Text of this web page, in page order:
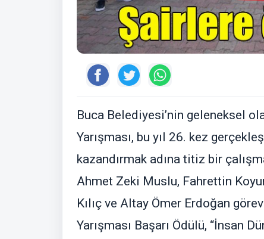
Buca Belediyesi’nin geleneksel
Yarışması, bu yıl 26. kez
kazandırmak adına titiz bir
Ahmet Zeki Muslu, Fahrettin
Kılıç ve Altay Ömer Erdoğan
Yarışması Başarı Ödülü, “İnsan